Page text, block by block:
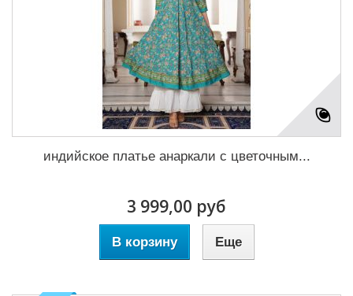
индийское платье анаркали с цветочным...
3 999,00 руб
В корзину Еще